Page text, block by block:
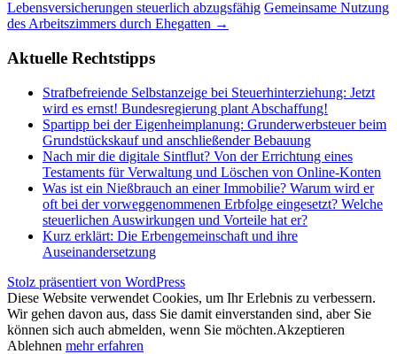
Lebensversicherungen steuerlich abzugsfähig Gemeinsame Nutzung
des Arbeitszimmers durch Ehegatten →
Aktuelle Rechtstipps
Strafbefreiende Selbstanzeige bei Steuerhinterziehung: Jetzt
wird es ernst! Bundesregierung plant Abschaffung!
Spartipp bei der Eigenheimplanung: Grunderwerbsteuer beim
Grundstückskauf und anschließender Bebauung
Nach mir die digitale Sintflut? Von der Errichtung eines
Testaments für Verwaltung und Löschen von Online-Konten
Was ist ein Nießbrauch an einer Immobilie? Warum wird er
oft bei der vorweggenommenen Erbfolge eingesetzt? Welche
steuerlichen Auswirkungen und Vorteile hat er?
Kurz erklärt: Die Erbengemeinschaft und ihre
Auseinandersetzung
Stolz präsentiert von WordPress
Diese Website verwendet Cookies, um Ihr Erlebnis zu verbessern.
Wir gehen davon aus, dass Sie damit einverstanden sind, aber Sie
können sich auch abmelden, wenn Sie möchten.Akzeptieren
Ablehnen mehr erfahren